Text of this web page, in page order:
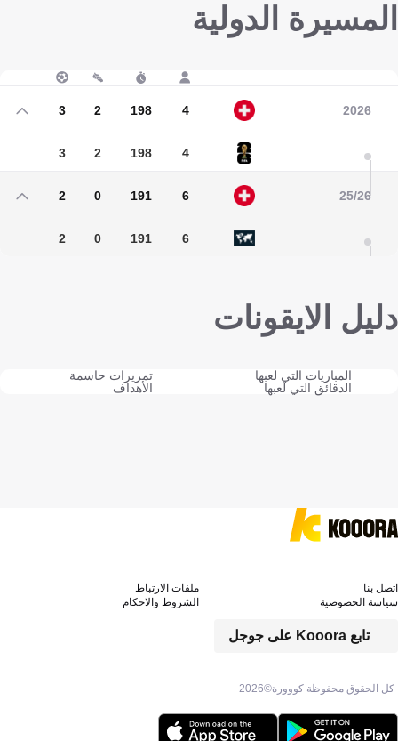
المسيرة الدولية
2026
4
198
2
3
4
198
2
3
25/26
6
191
0
2
6
191
0
2
دليل الايقونات
المباريات التي لعبها
تمريرات حاسمة
الدقائق التي لعبها
الأهداف
كل الحقوق محفوظة كووورة©2026
تابع Kooora على جوجل
اتصل بنا
ملفات الارتباط
سياسة الخصوصية
الشروط والاحكام